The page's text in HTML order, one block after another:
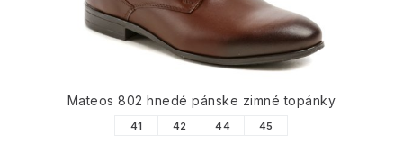
Mateos 802 hnedé pánske zimné topánky
41 42 44 45